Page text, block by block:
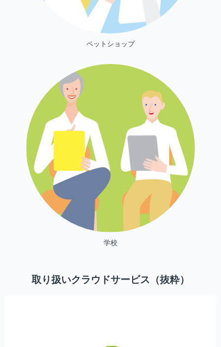
ペットショップ
学校
取り扱いクラウドサービス（抜粋）